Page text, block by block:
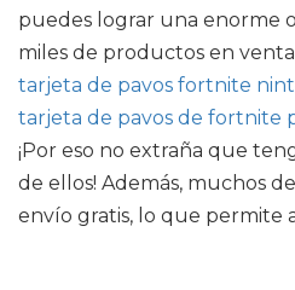
puedes lograr una enorme
miles de productos en
tarjeta de pavos fortnite
tarjeta de pavos de fortnite
¡Por eso no extraña que
de ellos! Además, muchos
envío gratis, lo que permite